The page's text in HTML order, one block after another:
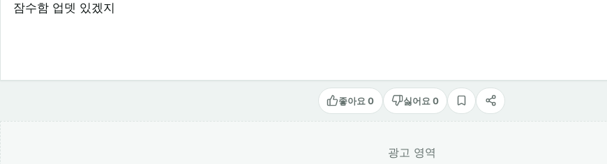
잠수함 업뎃 있겠지
좋아요 0 싫어요 0
스크랩공유
광고 영역